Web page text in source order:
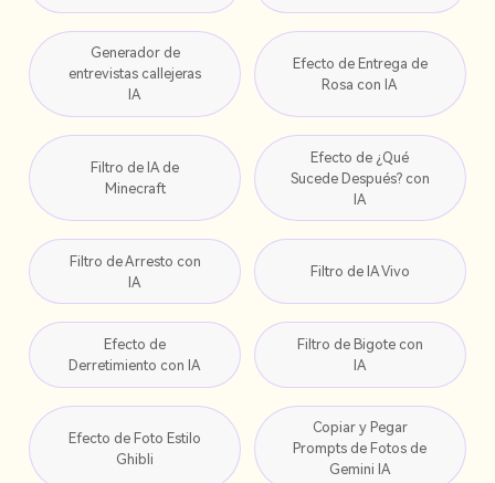
Generador de
entrevistas callejeras
IA
Efecto de Entrega de
Rosa con IA
Filtro de IA de
Minecraft
Efecto de ¿Qué
Sucede Después? con
IA
Filtro de Arresto con
IA
Filtro de IA Vivo
Efecto de
Derretimiento con IA
Filtro de Bigote con
IA
Efecto de Foto Estilo
Ghibli
Copiar y Pegar
Prompts de Fotos de
Gemini IA